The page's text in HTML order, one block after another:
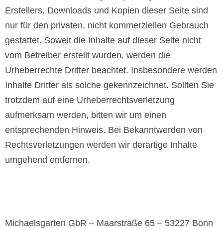
Erstellers. Downloads und Kopien dieser Seite sind
nur für den privaten, nicht kommerziellen Gebrauch
gestattet. Soweit die Inhalte auf dieser Seite nicht
vom Betreiber erstellt wurden, werden die
Urheberrechte Dritter beachtet. Insbesondere werden
Inhalte Dritter als solche gekennzeichnet. Sollten Sie
trotzdem auf eine Urheberrechtsverletzung
aufmerksam werden, bitten wir um einen
entsprechenden Hinweis. Bei Bekanntwerden von
Rechtsverletzungen werden wir derartige Inhalte
umgehend entfernen.
Michaelsgarten GbR – Maarstraße 65 – 53227 Bonn